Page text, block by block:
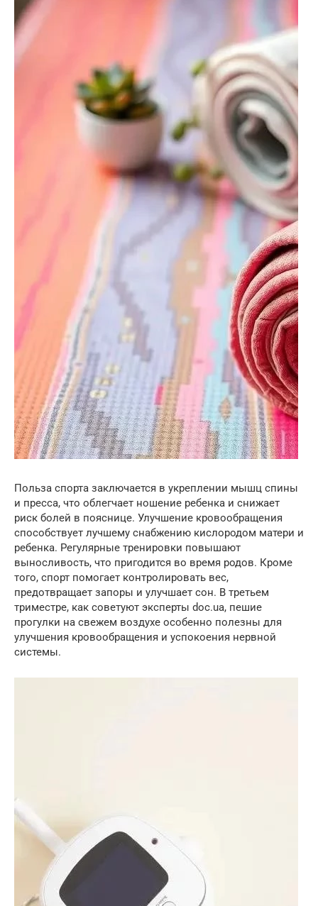
Польза спорта заключается в укреплении мышц спины
и пресса, что облегчает ношение ребенка и снижает
риск болей в пояснице. Улучшение кровообращения
способствует лучшему снабжению кислородом матери и
ребенка. Регулярные тренировки повышают
выносливость, что пригодится во время родов. Кроме
того, спорт помогает контролировать вес,
предотвращает запоры и улучшает сон. В третьем
триместре, как советуют эксперты doc.ua, пешие
прогулки на свежем воздухе особенно полезны для
улучшения кровообращения и успокоения нервной
системы.